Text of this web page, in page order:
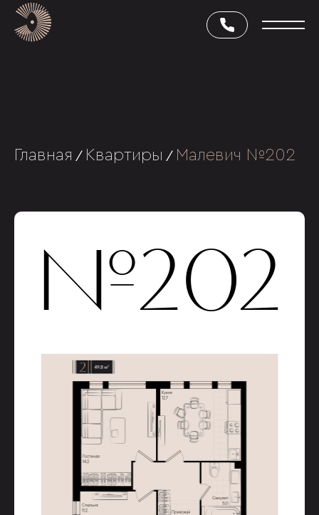
Главная / Квартиры / Малевич №202
№202